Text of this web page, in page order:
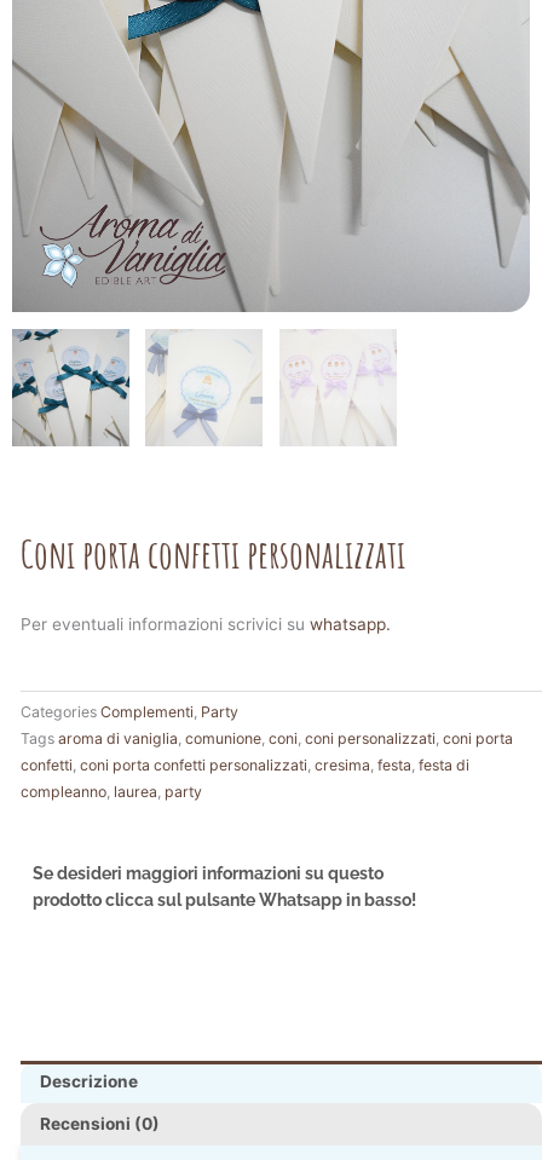
Coni porta confetti personalizzati
Per eventuali informazioni scrivici su whatsapp.
Categories Complementi Party
Tags aroma di vaniglia comunione coni coni personalizzati coni porta
confetti coni porta confetti personalizzati cresima festa festa di
compleanno laurea party
Se desideri maggiori informazioni su questo
prodotto clicca sul pulsante Whatsapp in basso!
Descrizione
Recensioni (0)